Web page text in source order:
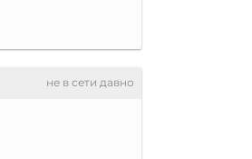
не в сети давно